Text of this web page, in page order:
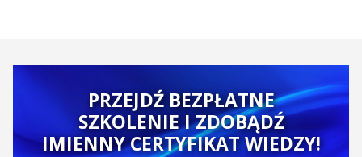
PRZEJDŹ BEZPŁATNE
SZKOLENIE I ZDOBĄDŹ
IMIENNY CERTYFIKAT WIEDZY!